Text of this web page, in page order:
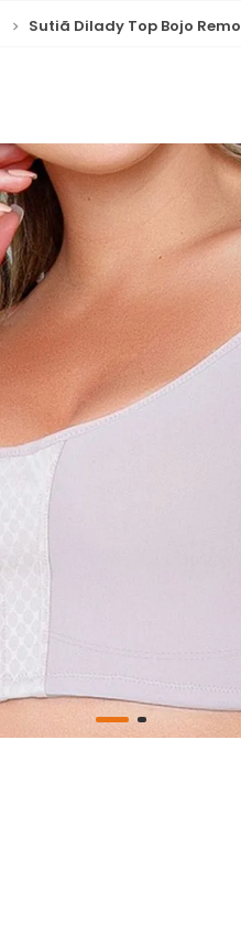
Sutiã Dilady Top Bojo